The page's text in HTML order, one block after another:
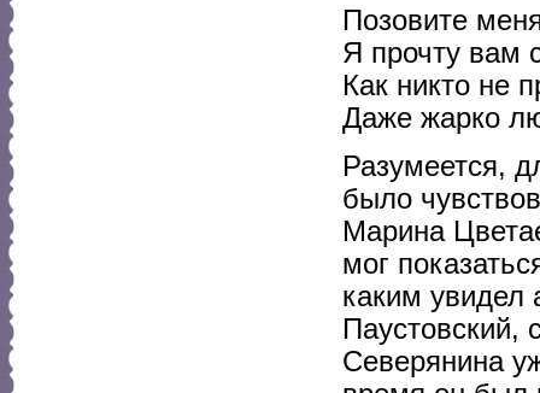
Позовите
Я прочту вам
Как никто не
Даже жарко
Разумеется,
было
Марина
мог
каким увидел
Паустовский,
Северянина